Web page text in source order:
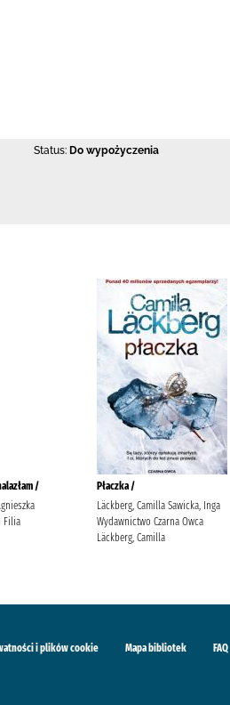
Status: Do wypożyczenia
/
Filia
Płaczka /
Läckberg, Camilla Sawicka, Inga
Wydawnictwo Czarna Owca
Läckberg, Camilla
i plików cookie Mapa bibliotek FAQ